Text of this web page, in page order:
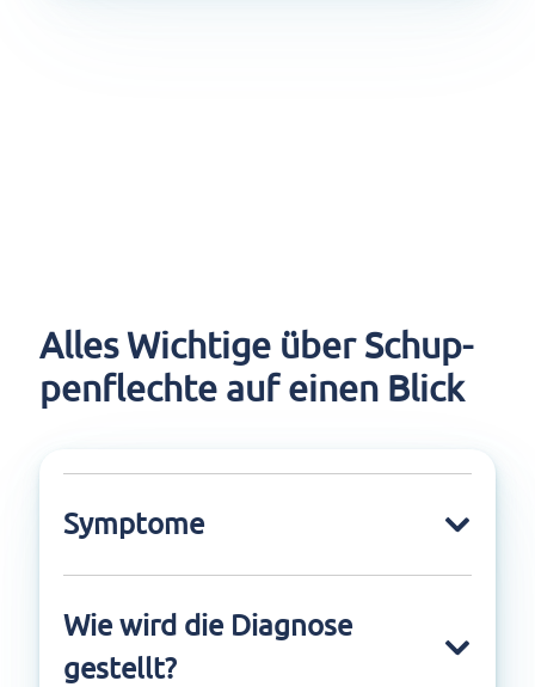
Alles Wich­ti­ge über Schup­
pen­flech­te auf einen Blick
Symptome
Wie wird die Diagnose
gestellt?